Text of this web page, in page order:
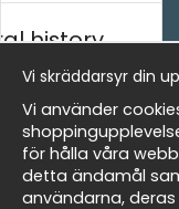
Kontakta oss
- Returer och
- Leverans -
Om cookies
Mina favoriter
Nieuwsbrief
history
Vi skräddarsyr din
Vi använder
för hålla våra
detta ändamål
användarna,